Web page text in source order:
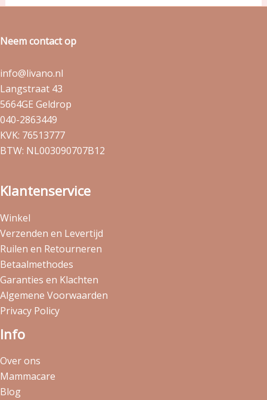
Neem contact op
info@livano.nl
Langstraat 43
5664GE Geldrop
040-2863449
KVK: 76513777
BTW: NL003090707B12
Klantenservice
Winkel
Verzenden en Levertijd
Ruilen en Retourneren
Betaalmethodes
Garanties en Klachten
Algemene Voorwaarden
Privacy Policy
Info
Over ons
Mammacare
Blog